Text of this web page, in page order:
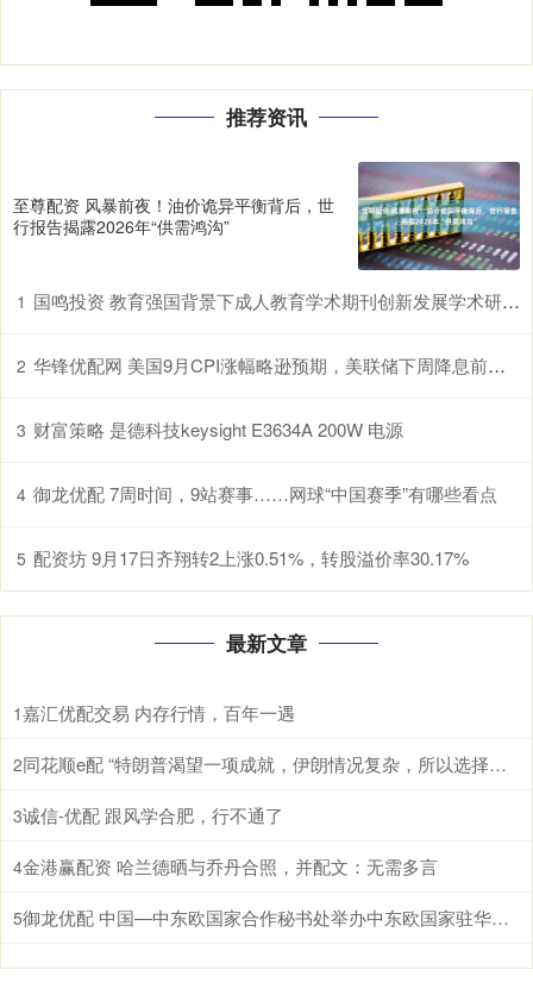
推荐资讯
至尊配资 风暴前夜！油价诡异平衡背后，世
行报告揭露2026年“供需鸿沟”
1 国鸣投资 教育强国背景下成人教育学术期刊创新发展学术研讨会在山东开放大学召开
2 华锋优配网 美国9月CPI涨幅略逊预期，美联储下周降息前景更加明朗
3 财富策略 是德科技keysight E3634A 200W 电源
4 御龙优配 7周时间，9站赛事……网球“中国赛季”有哪些看点
5 配资坊 9月17日齐翔转2上涨0.51%，转股溢价率30.17%
最新文章
1嘉汇优配交易 内存行情，百年一遇
2 同花顺e配 “特朗普渴望一项成就，伊朗情况复杂，所以选择了加沙”
3诚信-优配 跟风学合肥，行不通了
4金港赢配资 哈兰德晒与乔丹合照，并配文：无需多言
5 御龙优配 中国—中东欧国家合作秘书处举办中东欧国家驻华使馆通报会